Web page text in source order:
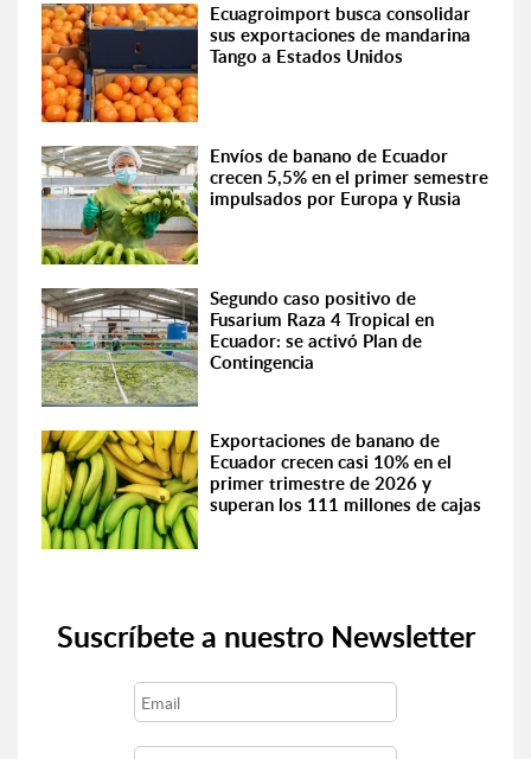
Ecuagroimport busca consolidar
sus exportaciones de mandarina
Tango a Estados Unidos
Envíos de banano de Ecuador
crecen 5,5% en el primer semestre
impulsados por Europa y Rusia
Segundo caso positivo de
Fusarium Raza 4 Tropical en
Ecuador: se activó Plan de
Contingencia
Exportaciones de banano de
Ecuador crecen casi 10% en el
primer trimestre de 2026 y
superan los 111 millones de cajas
Suscríbete a nuestro Newsletter